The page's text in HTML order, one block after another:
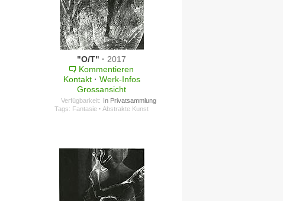
"O/T" · 2017
Kommentieren
Kontakt · Werk-Infos
Grossansicht
Verfügbarkeit: In Privatsammlung
Tags: Fantasie · Abstrakte Kunst